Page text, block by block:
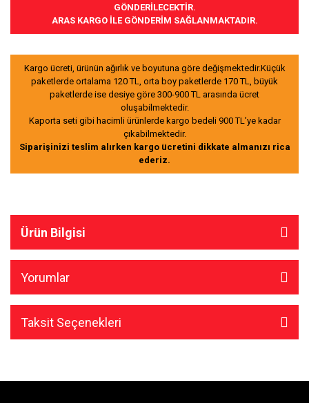
GÖNDERİLECEKTİR.
ARAS KARGO İLE GÖNDERİM SAĞLANMAKTADIR.
Kargo ücreti, ürünün ağırlık ve boyutuna göre değişmektedir.Küçük
paketlerde ortalama 120 TL, orta boy paketlerde 170 TL, büyük
paketlerde ise desiye göre 300-900 TL arasında ücret
oluşabilmektedir.
Kaporta seti gibi hacimli ürünlerde kargo bedeli 900 TL’ye kadar
çıkabilmektedir.
Siparişinizi teslim alırken kargo ücretini dikkate almanızı rica
ederiz.
Ürün Bilgisi
Yorumlar
Taksit Seçenekleri